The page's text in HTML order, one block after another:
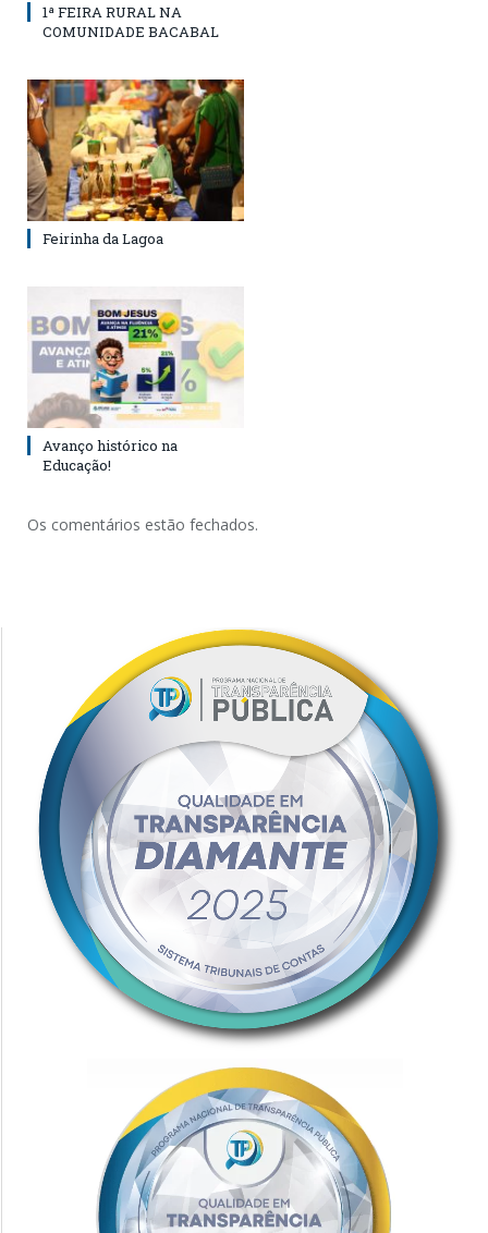
1ª FEIRA RURAL NA
COMUNIDADE BACABAL
Feirinha da Lagoa
Avanço histórico na
Educação!
Os comentários estão fechados.